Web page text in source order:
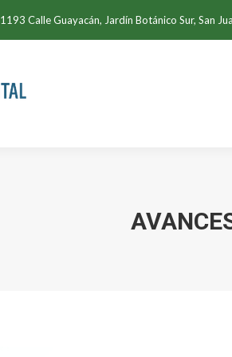
1193 Calle Guayacán, Jardín Botánico Sur, San